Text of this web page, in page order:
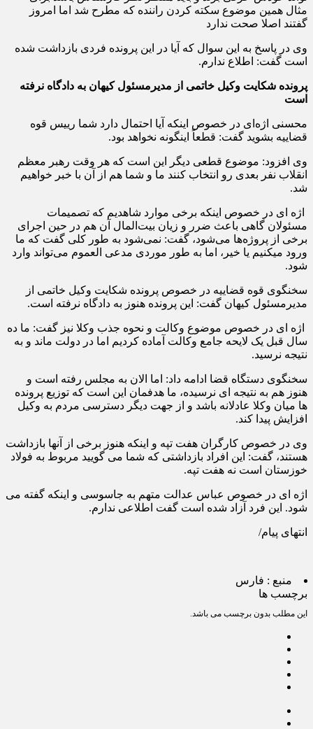
مثال همین موضوع سکته کردن راننده که مطرح شد اما امروز
گفتند اصلا صحت ندارد
وی در پاسخ به این سوال که آیا در این پرونده فردی بازداشت شده
است گفت: اطلاع ندارم.
پرونده شکایت وکیل خاتمی از مدیرمسئول کیهان به دادگاه نرفته
است
محسنی اژه‌ای در خصوص اینکه آیا احتمال دارد شما رییس قوه
قضاییه بشوید گفت: قطعاً اینگونه نخواهد بود.
وی افزود: موضوع قطعی دیگر این است که هر وقت رهبر معظم
انقلاب نفر بعدی رو انتخاب کنند ما و شما هم از آن با خبر خواهیم
شد.
اژه ای در خصوص اینکه برخی موارد شاهدیم که تصمیمات
مسئولان گاهی باعث ضرر و زیان بیت‌المال آن هم در حین اجرای
برخی از پروژه‌ها می‌شود، گفت: نمی‌شود به طور کلی گفت که ما
ورود میکنیم یا خیر، اما به طور موردی مدعی العموم می‌تواند وارد
شود.
سخنگوی قوه قضاییه در خصوص پرونده شکایت وکیل خاتمی از
مدیرمسئول کیهان گفت: این پرونده هنوز به دادگاه نرفته است.
اژه ای در خصوص موضوع وکالت و نحوه جذب وکلا نیز گفت: ما ده
سال قبل یک لایحه جامع وکالت آماده کردیم اما در دولت ماند و به
نتیجه نرسید.
سخنگوی دستگاه قضا ادامه داد: اما الان به مجلس رفته است و
هنوز هم به نتیجه ای نرسیده، ما هدفمان این است که توزیع پرونده
ها میان وکلا عادلانه باشد و از جهت دیگر دسترسی مردم به وکیل
افزایش پیدا کند.
وی در خصوص کارگران هفت تپه و اینکه هنوز برخی از آنها بازداشت
هستند، گفت: این افراد بازداشتی که شما می گویید مربوط به فولاد
خوزستان است نه هفت تپه.
اژه ای در خصوص عباس عدالت متهم به جاسوسی و اینکه گفته می
شود. این فرد آزاد شده است گفت اطلاعی ندارم.
انتهای پیام/
منبع : فارس
برچسب ها
این مطلب بدون برچسب می باشد.